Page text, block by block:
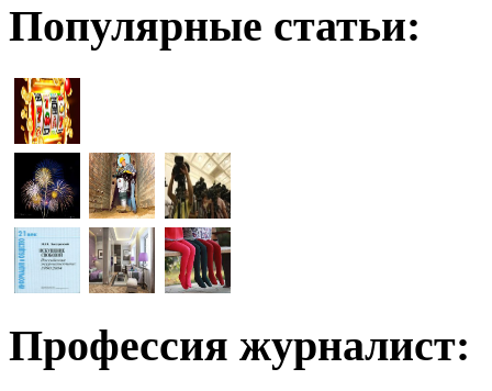
Популярные статьи:
Профессия журналист: